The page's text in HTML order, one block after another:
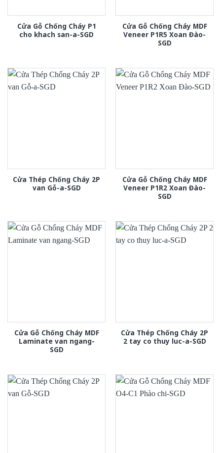
Cửa Gỗ Chống Cháy P1
cho khach san-a-SGD
Cửa Gỗ Chống Cháy MDF
Veneer P1R5 Xoan Đào-
SGD
Cửa Thép Chống Cháy 2P
van Gỗ-a-SGD
Cửa Gỗ Chống Cháy MDF
Veneer P1R2 Xoan Đào-
SGD
Cửa Gỗ Chống Cháy MDF
Laminate van ngang-
SGD
Cửa Thép Chống Cháy 2P
2 tay co thuy luc-a-SGD